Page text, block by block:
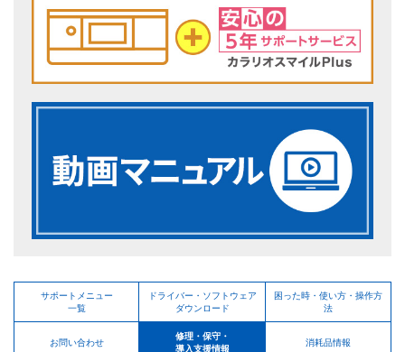
サポートメニュー
一覧
ドライバー・ソフトウェア
ダウンロード
困った時・使い方・操作方
法
お問い合わせ
修理・保守・
導入支援情報
消耗品情報